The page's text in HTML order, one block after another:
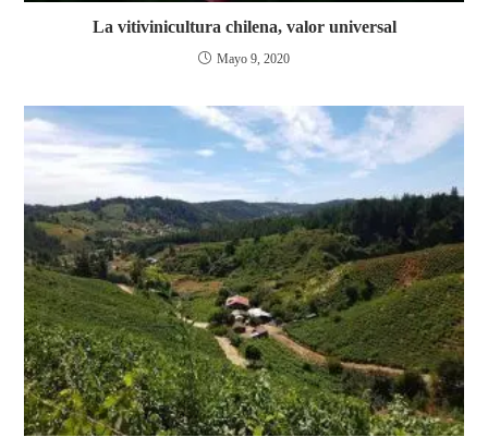
La vitivinicultura chilena, valor universal
Mayo 9, 2020